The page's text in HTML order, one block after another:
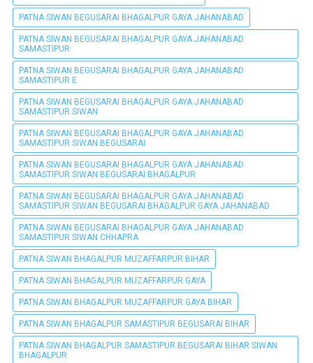
PATNA SIWAN BEGUSARAI BHAGALPUR GAYA JAHANABAD
PATNA SIWAN BEGUSARAI BHAGALPUR GAYA JAHANABAD
SAMASTIPUR
PATNA SIWAN BEGUSARAI BHAGALPUR GAYA JAHANABAD
SAMASTIPUR E
PATNA SIWAN BEGUSARAI BHAGALPUR GAYA JAHANABAD
SAMASTIPUR SIWAN
PATNA SIWAN BEGUSARAI BHAGALPUR GAYA JAHANABAD
SAMASTIPUR SIWAN BEGUSARAI
PATNA SIWAN BEGUSARAI BHAGALPUR GAYA JAHANABAD
SAMASTIPUR SIWAN BEGUSARAI BHAGALPUR
PATNA SIWAN BEGUSARAI BHAGALPUR GAYA JAHANABAD
SAMASTIPUR SIWAN BEGUSARAI BHAGALPUR GAYA JAHANABAD
PATNA SIWAN BEGUSARAI BHAGALPUR GAYA JAHANABAD
SAMASTIPUR SIWAN CHHAPRA
PATNA SIWAN BHAGALPUR MUZAFFARPUR BIHAR
PATNA SIWAN BHAGALPUR MUZAFFARPUR GAYA
PATNA SIWAN BHAGALPUR MUZAFFARPUR GAYA BIHAR
PATNA SIWAN BHAGALPUR SAMASTIPUR BEGUSARAI BIHAR
PATNA SIWAN BHAGALPUR SAMASTIPUR BEGUSARAI BIHAR SIWAN
BHAGALPUR